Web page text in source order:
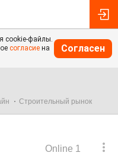
cookie-файлы.
согласие на
Согласен
Строительный рынок
Online 1